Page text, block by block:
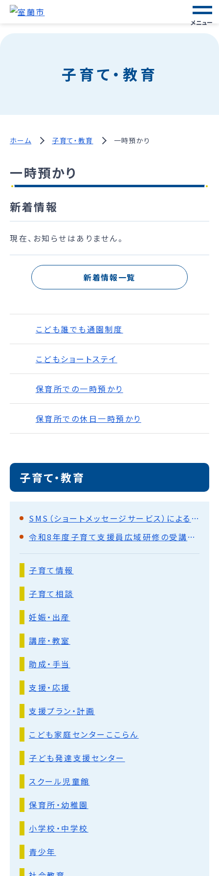
メニュー
子育て・教育
ホーム 子育て・教育 一時預かり
一時預かり
新着情報
現在、お知らせはありません。
新着情報一覧
こども誰でも通園制度
こどもショートステイ
保育所での一時預かり
保育所での休日一時預かり
子育て・教育
SMS（ショートメッセージサービス）による通知について
令和8年度子育て支援員広域研修の受講者募集
子育て情報
子育て相談
妊娠・出産
講座・教室
助成・手当
支援・応援
支援プラン・計画
こども家庭センターここらん
子ども発達支援センター
スクール児童館
保育所・幼稚園
小学校・中学校
青少年